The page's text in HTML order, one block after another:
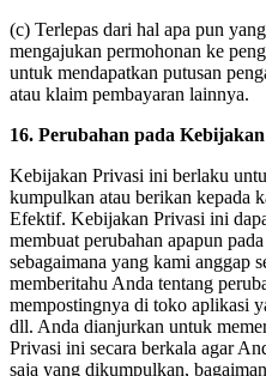
(c) Terlepas dari hal apa pun
mengajukan permohonan ke
untuk mendapatkan putusan
atau klaim pembayaran lainnya.
16. Perubahan pada
Kebijakan Privasi ini berlaku
kumpulkan atau berikan kepada
Efektif. Kebijakan Privasi ini
membuat perubahan apapun
sebagaimana yang kami anggap
memberitahu Anda tentang
mempostingnya di toko aplikasi
dll. Anda dianjurkan untuk
Privasi ini secara berkala agar
saja yang dikumpulkan,